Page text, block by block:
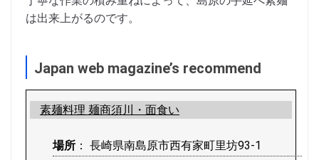
は出来上がるのです。
Japan web magazine’s recommend
素麺料理 麺商須川・面食い
場所 ： 長崎県南島原市西有家町里坊93-1